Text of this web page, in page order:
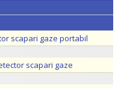
scapari gaze portabil
scapari gaze